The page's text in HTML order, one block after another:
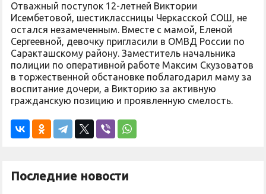
Отважный поступок 12-летней Виктории
Исембетовой, шестиклассницы Черкасской СОШ, не
остался незамеченным. Вместе с мамой, Еленой
Сергеевной, девочку пригласили в ОМВД России по
Саракташскому району. Заместитель начальника
полиции по оперативной работе Максим Скузоватов
в торжественной обстановке поблагодарил маму за
воспитание дочери, а Викторию за активную
гражданскую позицию и проявленную смелость.
Последние новости